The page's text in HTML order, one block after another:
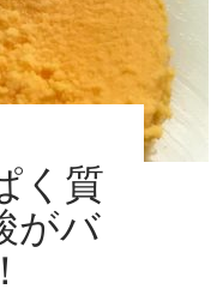
く質
がバ